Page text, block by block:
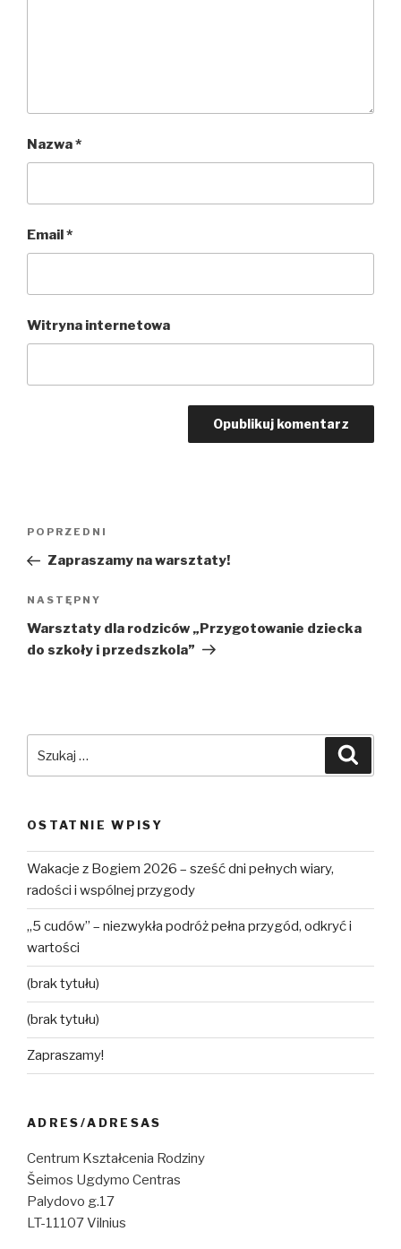
Nazwa*
Email*
Witryna internetowa
Nawigacja
Poprzedni
wpis
POPRZEDNI
Zapraszamy na warsztaty!
Następny
wpis
NASTĘPNY
Warsztaty dla rodziców „Przygotowanie dziecka
do szkoły i przedszkola”
OSTATNIE WPISY
Wakacje z Bogiem 2026 – sześć dni pełnych wiary,
radości i wspólnej przygody
„5 cudów” – niezwykła podróż pełna przygód, odkryć i
wartości
(brak tytułu)
(brak tytułu)
Zapraszamy!
ADRES/ADRESAS
Centrum Kształcenia Rodziny
Šeimos Ugdymo Centras
Palydovo g.17
LT-11107 Vilnius